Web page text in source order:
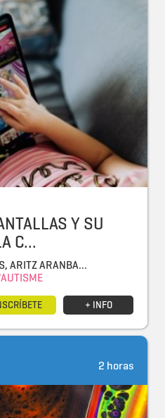
Y SU
C...
ARITZ ARANBA...
+ INFO
2 horas